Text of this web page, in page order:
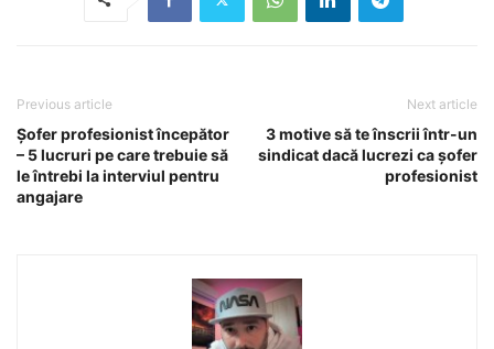
Previous article
Șofer profesionist începător
– 5 lucruri pe care trebuie să
le întrebi la interviul pentru
angajare
Next article
3 motive să te înscrii într-un
sindicat dacă lucrezi ca șofer
profesionist